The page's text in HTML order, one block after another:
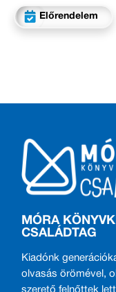
Előrendelem
MÓRA
CSALÁDTAG
Kiadónk
olvasás örömével,
szerető felnőttek